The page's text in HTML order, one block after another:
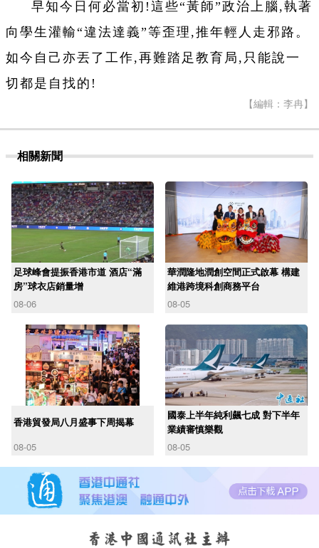
早知今日何必當初!這些“黃師”政治上腦,執著
向學生灌輸“違法達義”等歪理,推年輕人走邪路。
如今自己亦丟了工作,再難踏足教育局,只能說一
切都是自找的!
【編輯：李冉】
相關新聞
足球峰會提振香港市道 酒店“滿
房”球衣店銷量增
08-06
華潤隆地潤創空間正式啟幕 構建
維港跨境科創商務平台
08-05
香港貿發局八月盛事下周揭幕
08-05
國泰上半年純利飆七成 對下半年
業績審慎樂觀
08-05